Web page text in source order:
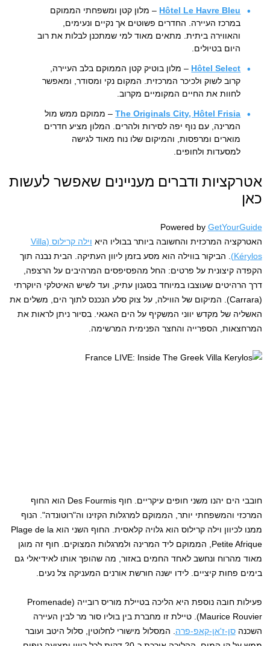
Hôtel Le Havre Bleu – מלון קטן ומשפחתי הממוקם
במרכז העיירה. החדרים פשוטים אך נקיים ונעימים,
והאווירה ביתית. מתאים מאוד למי שמתכנן לבלות את רוב
היום בטיולים.
Hôtel Select – מלון בוטיק קטן הממוקם בלב העיירה,
קרוב לשוק ולכיכר המרכזית. המקום נקי ומסודר, ומאפשר
לחוות את החיים המקומיים מקרוב.
The Originals City, Hôtel Frisia– ממוקם ממש מול
המרינה, עם נוף יפה לסירות ולהרים. המלון מציע חדרים
מוארים ומרפסות, והמיקום שלו נוח מאוד לגישה
למסעדות ולחופים.
אטרקציות ודברים מעניינים שאפשר לעשות
כאן
Powered by GetYourGuide
האטרקציה המרכזית והחשובה ביותר בבוליו היא
וילה קרילוס (Villa
Kérylos) . הביקור בווילה הוא מסע בזמן ליוון העתיקה. הבית נבנה תוך
הקפדה קיצונית על פרטים: החל מהפסיפסים המרהיבים על הרצפה,
דרך הרהיטים שעוצבו במיוחד בסגנון עתיק, ועד לשיש האיטלקי היוקרתי
(Carrara). המיקום של הווילה, על צוק סלע הנכנס לתוך הים, משלים את
האשליה של מקדש יווני המשקיף על הים האגאי. בסיור ניתן לראות את
המרחצאות, הספרייה והחצר הפנימית המרשימה.
חובבי הים יהנו משני חופים עיקריים. חוף Des Fourmis הוא החוף
המרכזי והמשפחתי יותר, הממוקם למרגלות הקזינו וה"רוטונדה". הנוף
ממנו לכיוון וילה קרילוס הוא גלויה קלאסית. החוף השני הוא Plage de la
Petite Afrique, הממוקם ליד המרינה ולמרגלות המצוקים. חוף זה מוגן
מאוד מהרוח ונחשב לאחד החמים באזור, מה שהופך אותו לאידיאלי גם
בימים פחות קיציים. לידו ישנה חורשת אורנים המעניקה צל נעים.
פעילות חובה נוספת היא הליכה בטיילת מוריס רובייה (Promenade
Maurice Rouvier). טיילת זו מחברת בין בוליו סור מר לבין העיירה
השכנהסן-ז'אן-קאפ-פרה. המסלול מישורי לחלוטין, סלול היטב ועובר